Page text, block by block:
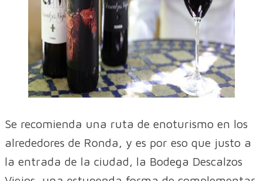
Se recomienda una ruta de enoturismo en los
alrededores de Ronda, y es por eso que justo a
la entrada de la ciudad, la Bodega Descalzos